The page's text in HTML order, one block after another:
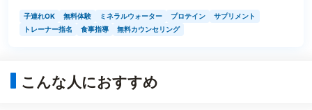
子連れOK 無料体験 ミネラルウォーター プロテイン
サプリメント
トレーナー指名
食事指導 無料カウンセリング
こんな人におすすめ